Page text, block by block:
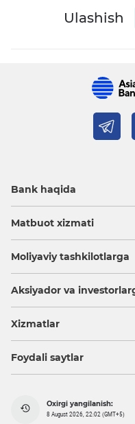
Ulashish
Bank haqida
Matbuot xizmati
Moliyaviy tashkilotlarga
Aksiyador va
Xizmatlar
Foydali saytlar
Oxirgi yangilanish:
8 August 2026, 22:02 (GMT+5)